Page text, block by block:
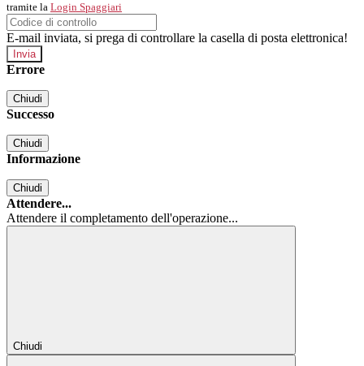
tramite la Login Spaggiari
E-mail inviata, si prega di controllare la casella di posta elettronica!
Errore
Chiudi
Successo
Chiudi
Informazione
Chiudi
Attendere...
Attendere il completamento dell'operazione...
Chiudi